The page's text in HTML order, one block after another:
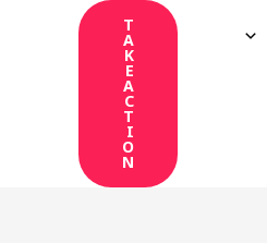
T
A
K
E
A
C
T
I
O
N